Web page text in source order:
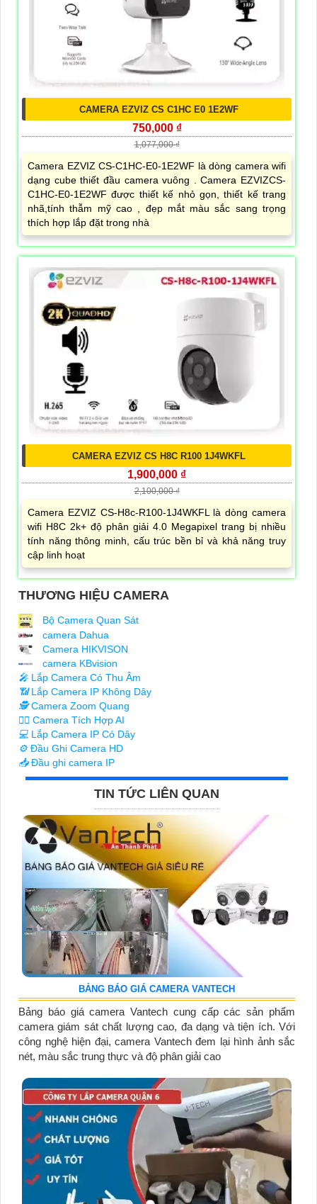
CAMERA EZVIZ CS C1HC E0 1E2WF
750,000 ₫
1,077,000 ₫
Camera EZVIZ CS-C1HC-E0-1E2WF là dòng camera wifi
dạng cube thiết đầu camera vuông . Camera EZVIZCS-
C1HC-E0-1E2WF được thiết kế nhỏ gọn, thiết kế trang
nhã,tính thẫm mỹ cao , đẹp mắt màu sắc sang trọng
thích hợp lắp đặt trong nhà
CAMERA EZVIZ CS H8C R100 1J4WKFL
1,900,000 ₫
2,100,000 ₫
Camera EZVIZ CS-H8c-R100-1J4WKFL là dòng camera
wifi H8C 2k+ độ phân giải 4.0 Megapixel trang bị nhiều
tính năng thông minh, cấu trúc bền bỉ và khả năng truy
cập linh hoạt
THƯƠNG HIỆU CAMERA
Bộ Camera Quan Sát
camera Dahua
Camera HIKVISON
camera KBvision
️🎤️ Lắp Camera Có Thu Âm
📶Lắp Camera IP Không Dây
🕵️Camera Zoom Quang
🧛‍♀️ Camera Tích Hợp AI
💻 Lắp Camera IP Có Dây
⚙️ Đầu Ghi Camera HD
📥Đầu ghi camera IP
TIN TỨC LIÊN QUAN
BẢNG BÁO GIÁ CAMERA VANTECH
Bảng báo giá camera Vantech cung cấp các sản phẩm
camera giám sát chất lượng cao, đa dạng và tiện ích. Với
công nghệ hiện đại, camera Vantech đem lại hình ảnh sắc
nét, màu sắc trung thực và độ phân giải cao